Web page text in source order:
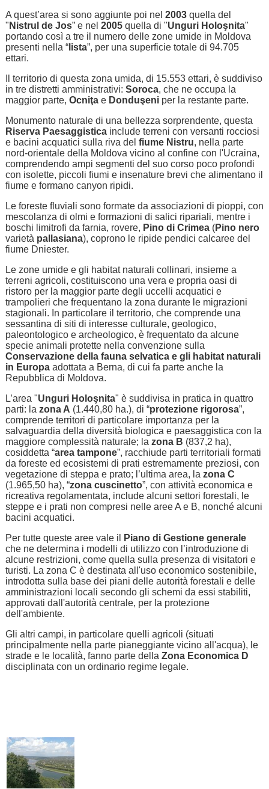
A quest’area si sono aggiunte poi nel 2003quella del
" Nistrul de Jos” e nel 2005quella di "Unguri Holoşnita"
portando così a tre il numero delle zone umide in Moldova
presenti nella “lista”, per una superficie totale di 94.705
ettari.
Il territorio di questa zona umida, di 15.553 ettari, è suddiviso
in tre distretti amministrativi: Soroca, che ne occupa la
maggior parte, Ocniţae Donduşeniper la restante parte.
Monumento naturale di una bellezza sorprendente, questa
Riserva Paesaggisticainclude terreni con versanti rocciosi
e bacini acquatici sulla riva del fiume Nistru, nella parte
nord-orientale della Moldova vicino al confine con l'Ucraina,
comprendendo ampi segmenti del suo corso poco profondi
con isolette, piccoli fiumi e insenature brevi che alimentano il
fiume e formano canyon ripidi.
Le foreste fluviali sono formate da associazioni di pioppi, con
mescolanza di olmi e formazioni di salici ripariali, mentre i
boschi limitrofi da farnia, rovere, Pino di Crimea(Pino nero
varietà pallasiana), coprono le ripide pendici calcaree del
fiume Dniester.
Le zone umide e gli habitat naturali collinari, insieme a
terreni agricoli, costituiscono una vera e propria oasi di
ristoro per la maggior parte degli uccelli acquatici e
trampolieri che frequentano la zona durante le migrazioni
stagionali. In particolare il territorio, che comprende una
sessantina di siti di interesse culturale, geologico,
paleontologico e archeologico, è frequentato da alcune
specie animali protette nella convenzione sulla
Conservazione della fauna selvatica e gli habitat naturali
in Europa adottata a Berna, di cui fa parte anche la
Repubblica di Moldova.
L’area "Unguri Holoşnita" è suddivisa in pratica in quattro
parti: la zona A (1.440,80 ha.), di “protezione rigorosa”,
comprende territori di particolare importanza per la
salvaguardia della diversità biologica e paesaggistica con la
maggiore complessità naturale; la zona B (837,2 ha),
cosiddetta “area tampone”, racchiude parti territoriali formati
da foreste ed ecosistemi di prati estremamente preziosi, con
vegetazione di steppa e prato; l’ultima area, la zona C
(1.965,50 ha), “zona cuscinetto”, con attività economica e
ricreativa regolamentata, include alcuni settori forestali, le
steppe e i prati non compresi nelle aree A e B, nonché alcuni
bacini acquatici.
Per tutte queste aree vale il
Piano di Gestione generale
che ne determina i modelli di utilizzo con l’introduzione di
alcune restrizioni, come quella sulla presenza di visitatori e
turisti. La zona C è destinata all'uso economico sostenibile,
introdotta sulla base dei piani delle autorità forestali e delle
amministrazioni locali secondo gli schemi da essi stabiliti,
approvati dall'autorità centrale, per la protezione
dell'ambiente.
Gli altri campi, in particolare quelli agricoli (situati
principalmente nella parte pianeggiante vicino all'acqua), le
strade e le località, fanno parte della Zona Economica D
disciplinata con un ordinario regime legale.